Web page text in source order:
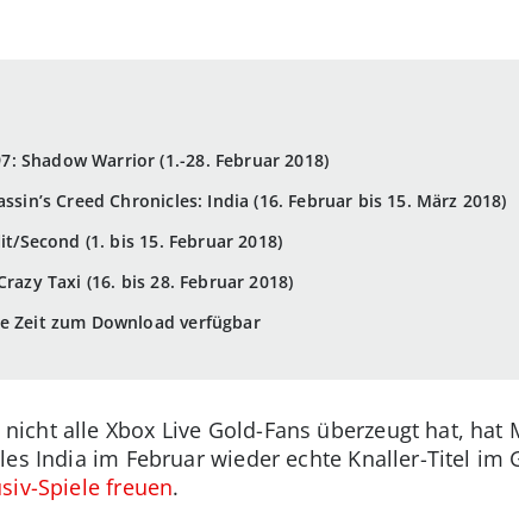
Shadow Warrior (1.-28. Februar 2018)
Creed Chronicles: India (16. Februar bis 15. März 2018)
Second (1. bis 15. Februar 2018)
Taxi (16. bis 28. Februar 2018)
Zeit zum Download verfügbar
alle Xbox Live Gold-Fans überzeugt hat,
India im Februar wieder echte Knaller-Titel im
Spiele freuen.